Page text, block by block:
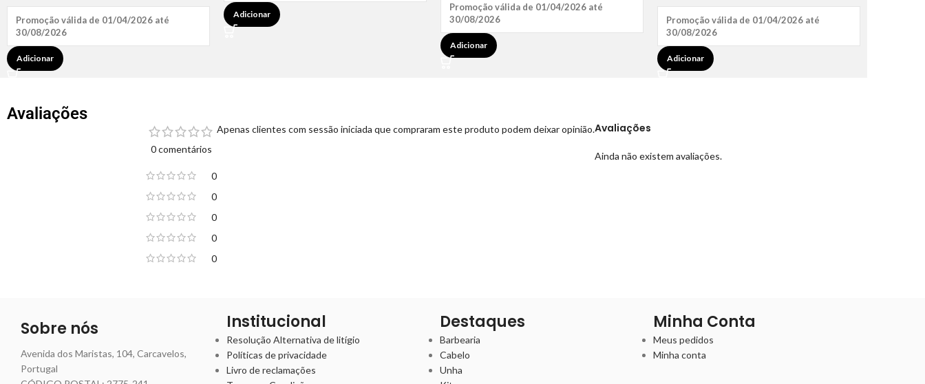
Promoção válida de 01/04/2026 até
30/08/2026
Adicionar
Adicionar
Promoção válida de 01/04/2026 até
30/08/2026
Adicionar
Promoção válida de 01/04/2026 até
30/08/2026
Adicionar
Avaliações
0 comentários
0
0
0
0
0
Avaliações
Ainda não existem avaliações.
Apenas clientes com sessão iniciada que compraram este produto podem deixar opinião.
Sobre nós
Avenida dos Maristas, 104, Carcavelos,
Portugal
Institucional
Resolução Alternativa de litígio
Políticas de privacidade
Livro de reclamações
Destaques
Barbearia
Cabelo
Unha
Minha Conta
Meus pedidos
Minha conta